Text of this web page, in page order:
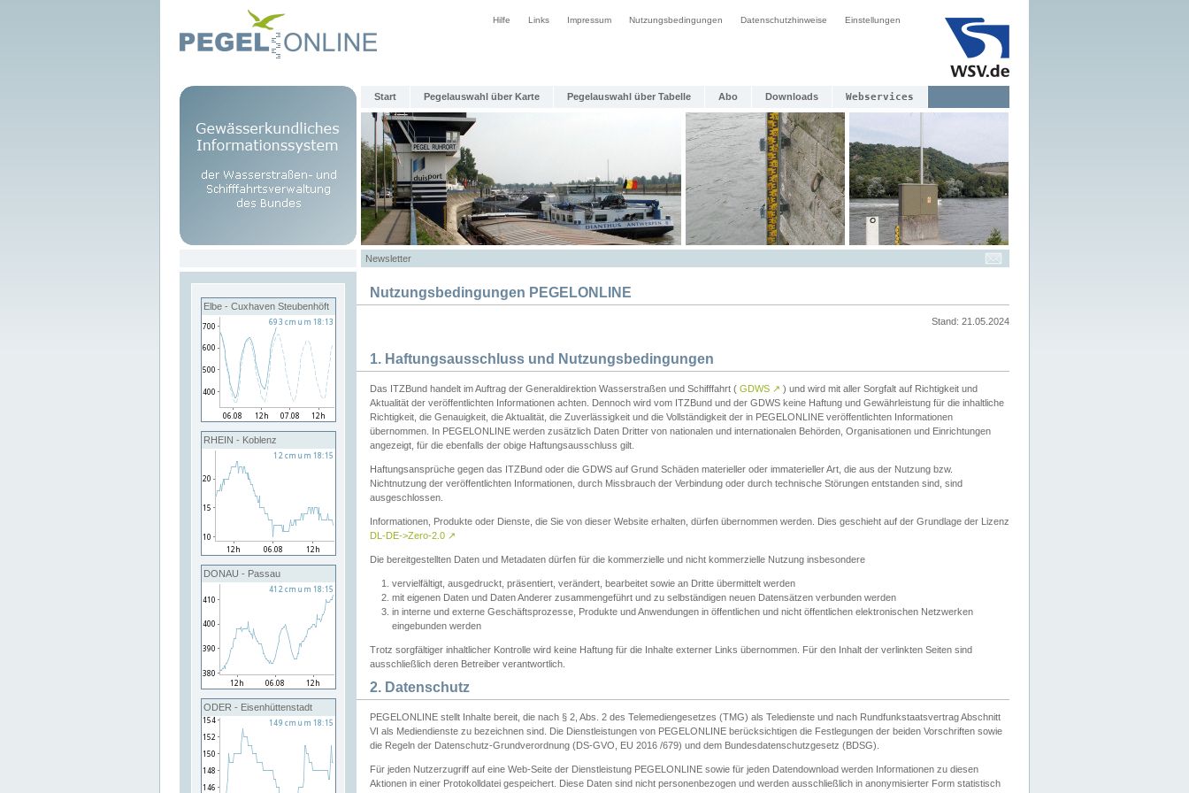
Hilfe Links Impressum Nutzungsbedingungen Datenschutzhinweise Einstellungen
Start Pegelauswahl über Karte Pegelauswahl über Tabelle Abo Downloads Webservices
Newsletter
Elbe - Cuxhaven Steubenhöft
RHEIN - Koblenz
DONAU - Passau
ODER - Eisenhüttenstadt
Nutzungsbedingungen PEGELONLINE
Stand: 21.05.2024
1. Haftungsausschluss und Nutzungsbedingungen
Das ITZBund handelt im Auftrag der Generaldirektion Wasserstraßen und Schifffahrt ( GDWS ↗ ) und wird mit aller Sorgfalt auf Richtigkeit und
Aktualität der veröffentlichten Informationen achten. Dennoch wird vom ITZBund und der GDWS keine Haftung und Gewährleistung für die inhaltliche
Richtigkeit, die Genauigkeit, die Aktualität, die Zuverlässigkeit und die Vollständigkeit der in PEGELONLINE veröffentlichten Informationen
übernommen. In PEGELONLINE werden zusätzlich Daten Dritter von nationalen und internationalen Behörden, Organisationen und Einrichtungen
angezeigt, für die ebenfalls der obige Haftungsausschluss gilt.
Haftungsansprüche gegen das ITZBund oder die GDWS auf Grund Schäden materieller oder immaterieller Art, die aus der Nutzung bzw.
Nichtnutzung der veröffentlichten Informationen, durch Missbrauch der Verbindung oder durch technische Störungen entstanden sind, sind
ausgeschlossen.
Informationen, Produkte oder Dienste, die Sie von dieser Website erhalten, dürfen übernommen werden. Dies geschieht auf der Grundlage der Lizenz
DL-DE->Zero-2.0 ↗
Die bereitgestellten Daten und Metadaten dürfen für die kommerzielle und nicht kommerzielle Nutzung insbesondere
vervielfältigt, ausgedruckt, präsentiert, verändert, bearbeitet sowie an Dritte übermittelt werden
mit eigenen Daten und Daten Anderer zusammengeführt und zu selbständigen neuen Datensätzen verbunden werden
in interne und externe Geschäftsprozesse, Produkte und Anwendungen in öffentlichen und nicht öffentlichen elektronischen Netzwerken
eingebunden werden
Trotz sorgfältiger inhaltlicher Kontrolle wird keine Haftung für die Inhalte externer Links übernommen. Für den Inhalt der verlinkten Seiten sind
ausschließlich deren Betreiber verantwortlich.
2. Datenschutz
PEGELONLINE stellt Inhalte bereit, die nach § 2, Abs. 2 des Telemediengesetzes (TMG) als Teledienste und nach Rundfunkstaatsvertrag Abschnitt
VI als Mediendienste zu bezeichnen sind. Die Dienstleistungen von PEGELONLINE berücksichtigen die Festlegungen der beiden Vorschriften sowie
die Regeln der Datenschutz-Grundverordnung (DS-GVO, EU 2016 /679) und dem Bundesdatenschutzgesetz (BDSG).
Für jeden Nutzerzugriff auf eine Web-Seite der Dienstleistung PEGELONLINE sowie für jeden Datendownload werden Informationen zu diesen
Aktionen in einer Protokolldatei gespeichert. Diese Daten sind nicht personenbezogen und werden ausschließlich in anonymisierter Form statistisch